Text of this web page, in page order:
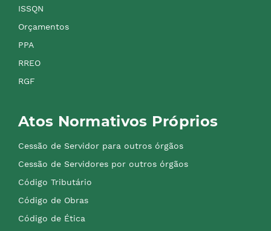
ISSQN
Orçamentos
PPA
RREO
RGF
Atos Normativos Próprios
Cessão de Servidor para outros órgãos
Cessão de Servidores por outros órgãos
Código Tributário
Código de Obras
Código de Ética